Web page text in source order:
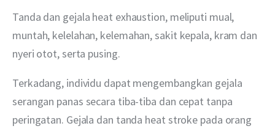
Tanda dan gejala heat exhaustion, meliputi mual,
muntah, kelelahan, kelemahan, sakit kepala, kram dan
nyeri otot, serta pusing.
Terkadang, individu dapat mengembangkan gejala
serangan panas secara tiba-tiba dan cepat tanpa
peringatan. Gejala dan tanda heat stroke pada orang